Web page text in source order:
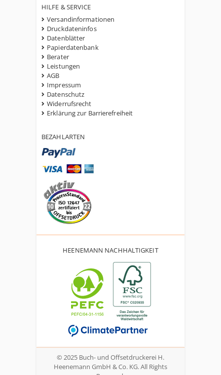
HILFE & SERVICE
Versandinformationen
Druckdateninfos
Datenblätter
Papierdatenbank
Berater
Leistungen
AGB
Impressum
Datenschutz
Widerrufsrecht
Erklärung zur Barrierefreiheit
BEZAHLARTEN
HEENEMANN NACHHALTIGKEIT
© 2025 Buch- und Offsetdruckerei H.
Heenemann GmbH & Co. KG. All Rights